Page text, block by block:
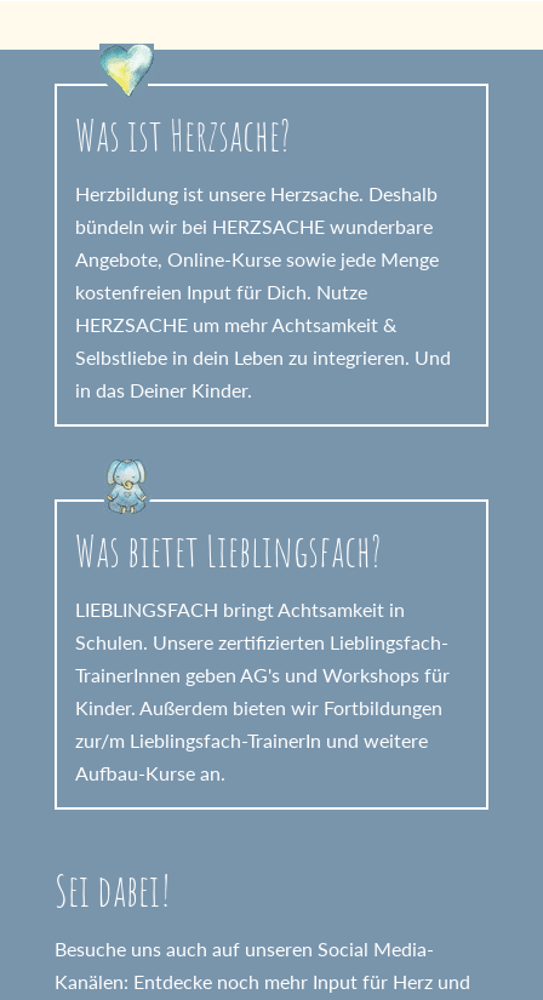
Was ist Herzsache?
Herzbildung ist unsere Herzsache. Deshalb
bündeln wir bei HERZSACHE wunderbare
Angebote, Online-Kurse sowie jede Menge
kostenfreien Input für Dich. Nutze
HERZSACHE um mehr Achtsamkeit &
Selbstliebe in dein Leben zu integrieren. Und
in das Deiner Kinder.
Was bietet Lieblingsfach?
LIEBLINGSFACH bringt Achtsamkeit in
Schulen. Unsere zertifizierten Lieblingsfach-
TrainerInnen geben AG's und Workshops für
Kinder. Außerdem bieten wir Fortbildungen
zur/m Lieblingsfach-TrainerIn und weitere
Aufbau-Kurse an.
Sei dabei!
Besuche uns auch auf unseren Social Media-
Kanälen: Entdecke noch mehr Input für Herz und